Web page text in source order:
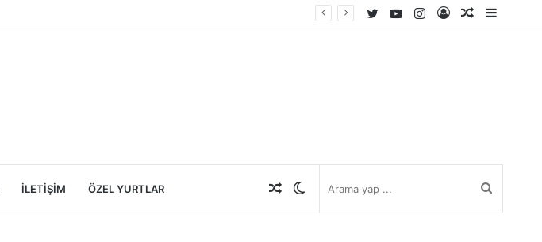
Rastgele
Kayıt
Instagram
YouTube
Twitter
İLETIŞIM ÖZEL YURTLAR Rastgele